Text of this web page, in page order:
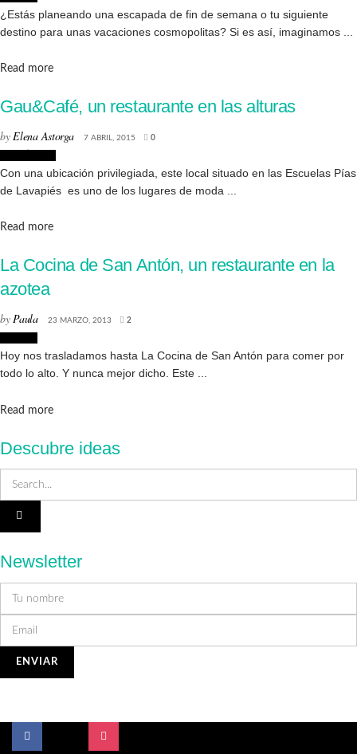
¿Estás planeando una escapada de fin de semana o tu siguiente
destino para unas vacaciones cosmopolitas? Si es así, imaginamos ...
Read moreDetails
Gau&Café, un restaurante en las alturas
byElena Astorga 7 ABRIL, 2015 0
Con una ubicación privilegiada, este local situado en las Escuelas Pías
de Lavapiés es uno de los lugares de moda ...
Read moreDetails
La Cocina de San Antón, un restaurante en la
azotea
byPaula 23 MARZO, 2013 2
Hoy nos trasladamos hasta La Cocina de San Antón para comer por
todo lo alto. Y nunca mejor dicho. Este ...
Read moreDetails
Descubre ideas
Newsletter